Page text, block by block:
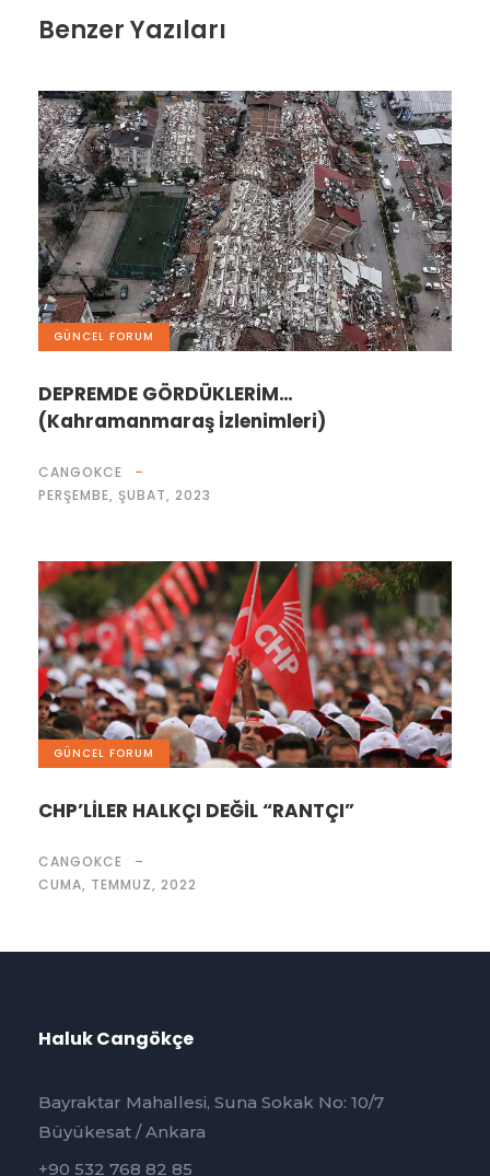
Benzer Yazıları
GÜNCEL FORUM
DEPREMDE GÖRDÜKLERİM…
(Kahramanmaraş İzlenimleri)
CANGOKCE
PERŞEMBE, ŞUBAT, 2023
GÜNCEL FORUM
CHP’LİLER HALKÇI DEĞİL “RANTÇI”
CANGOKCE
CUMA, TEMMUZ, 2022
Haluk Cangökçe
Bayraktar Mahallesi, Suna Sokak No: 10/7
Büyükesat / Ankara
+90 532 768 82 85